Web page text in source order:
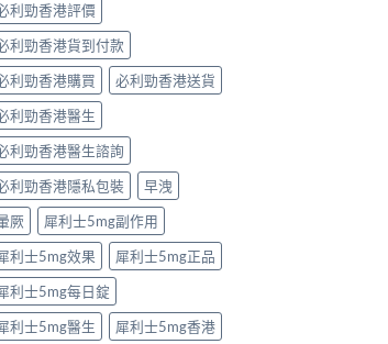
利勁香港評價
利勁香港貨到付款
利勁香港購買
必利勁香港送貨
利勁香港醫生
利勁香港醫生諮詢
利勁香港隱私包裝
早洩
厥
犀利士5mg副作用
利士5mg效果
犀利士5mg正品
利士5mg每日錠
利士5mg醫生
犀利士5mg香港